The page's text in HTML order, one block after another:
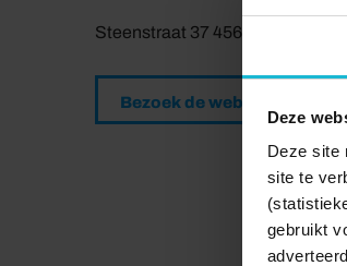
Deze
Deze site
site te
gebruikt
Steenstraat 37 4561 AR Hulst
Bezoek de website
© 2026